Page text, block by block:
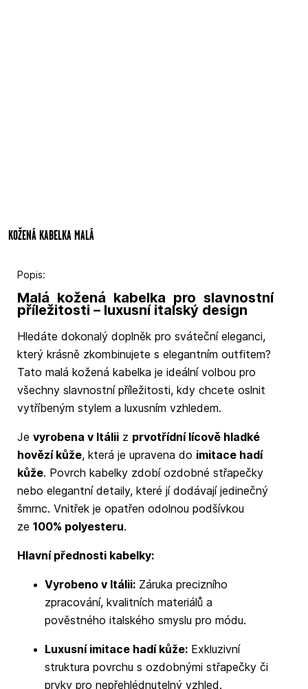
KOŽENÁ KABELKA MALÁ
Popis:
Malá kožená kabelka pro slavnostní
příležitosti – luxusní italský design
Hledáte dokonalý doplněk pro sváteční eleganci,
který krásně zkombinujete s elegantním outfitem?
Tato malá kožená kabelka je ideální volbou pro
všechny slavnostní příležitosti, kdy chcete oslnit
vytříbeným stylem a luxusním vzhledem.
Je vyrobena v Itáliiz prvotřídní lícově hladké
hovězí kůže, která je upravena do imitace hadí
kůže. Povrch kabelky zdobí ozdobné střapečky
nebo elegantní detaily, které jí dodávají jedinečný
šmrnc. Vnitřek je opatřen odolnou podšívkou
ze 100% polyesteru.
Hlavní přednosti kabelky:
Vyrobeno v Itálii:Záruka precizního
zpracování, kvalitních materiálů a
pověstného italského smyslu pro módu.
Luxusní imitace hadí kůže:Exkluzivní
struktura povrchu s ozdobnými střapečky či
prvky pro nepřehlédnutelný vzhled.